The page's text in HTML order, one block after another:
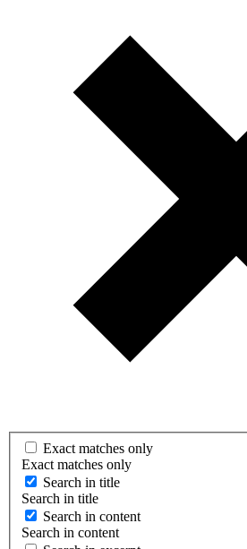
Exact matches only
Exact matches only
Search in title
Search in title
Search in content
Search in content